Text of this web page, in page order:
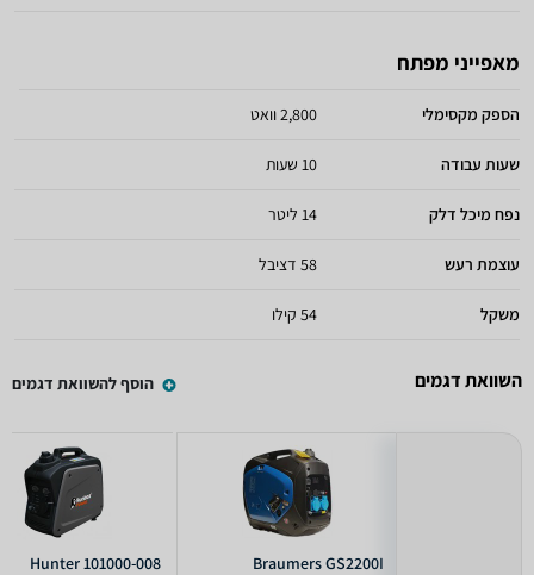
מאפייני מפתח
הספק מקסימלי 2,800 וואט
שעות עבודה 10 שעות
נפח מיכל דלק 14 ליטר
עוצמת רעש 58 דציבל
משקל 54 קילו
השוואת דגמים הוסף להשוואת דגמים
Braumers GS2200I
Hunter 101000-008